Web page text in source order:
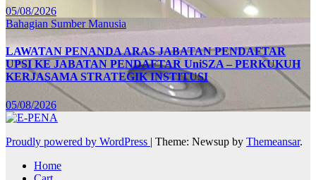
05/08/2026
Bahagian Sumber Manusia
LAWATAN PENANDA ARAS JABATAN PENDAFTAR
UPSI KE JABATAN PENDAFTAR UniSZA – PERKUKUH
KERJASAMA STRATEGIK INSTITUSI
05/08/2026
Proudly powered by WordPress | Theme: Newsup by Themeansar.
Home